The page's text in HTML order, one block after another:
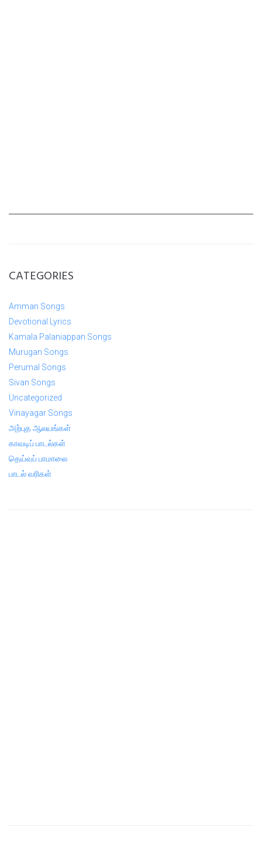
CATEGORIES
Amman Songs
Devotional Lyrics
Kamala Palaniappan Songs
Murugan Songs
Perumal Songs
Sivan Songs
Uncategorized
Vinayagar Songs
அற்புத ஆலயங்கள்
காவடிப் பாடல்கள்
தெய்வப் பாமாலை
பாடல் வரிகள்